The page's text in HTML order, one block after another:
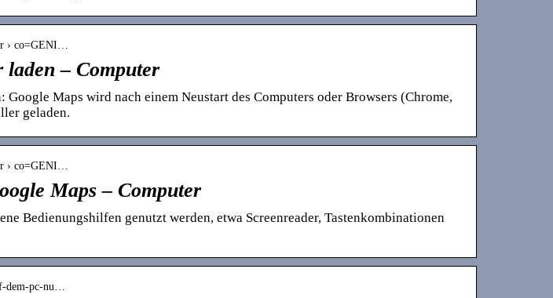
› co=GENI…
laden – Computer
Google Maps wird nach einem Neustart des Computers oder Browsers (Chrome,
geladen.
› co=GENI…
Maps – Computer
Bedienungshilfen genutzt werden, etwa Screenreader, Tastenkombinationen
dem-pc-nu…